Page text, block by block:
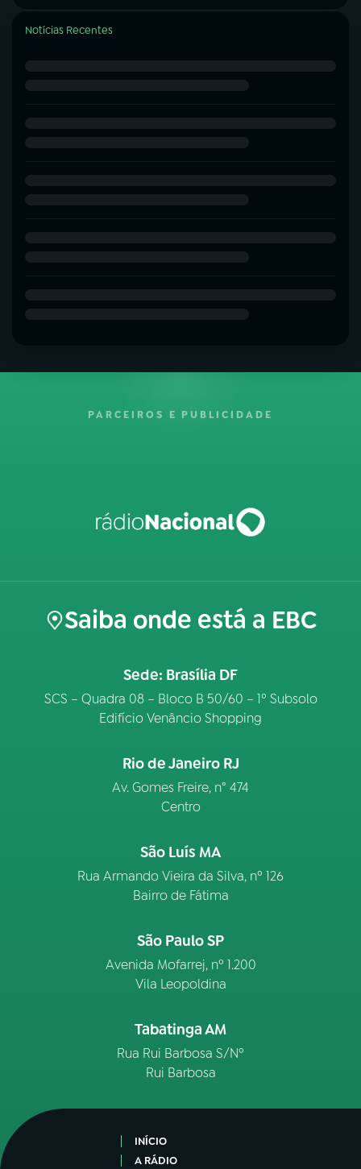
Notícias Recentes
PARCEIROS E PUBLICIDADE
Saiba onde está a EBC
Sede: Brasília DF
SCS – Quadra 08 – Bloco B 50/60 – 1º Subsolo
Edifício Venâncio Shopping
Rio de Janeiro RJ
Av. Gomes Freire, n° 474
Centro
São Luís MA
Rua Armando Vieira da Silva, nº 126
Bairro de Fátima
São Paulo SP
Avenida Mofarrej, nº 1.200
Vila Leopoldina
Tabatinga AM
Rua Rui Barbosa S/Nº
Rui Barbosa
INÍCIO
A RÁDIO